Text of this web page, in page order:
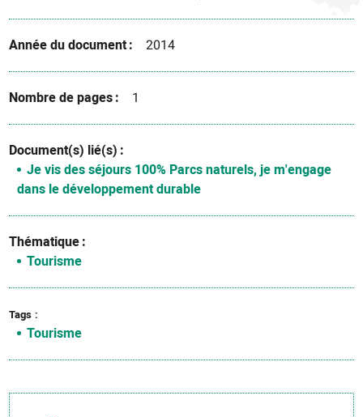
Année du document 2014
Nombre de pages 1
Document(s) lié(s)
Je vis des séjours 100% Parcs naturels, je m'engage
dans le développement durable
Thématique
Tourisme
Tags
Tourisme